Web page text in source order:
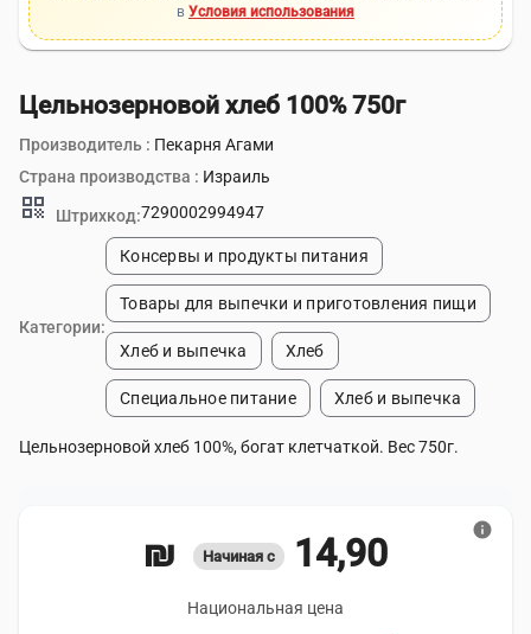
в Условия использования
Цельнозерновой хлеб 100% 750г
Производитель : Пекарня Агами
Страна производства : Израиль
qr_code Штрихкод:7290002994947
Категории:
Консервы и продукты питания
Товары для выпечки и приготовления пищи
Хлеб и выпечка Хлеб
Специальное питание Хлеб и выпечка
Цельнозерновой хлеб 100%, богат клетчаткой. Вес 750г.
Начиная с 14,90 ₪
Национальная цена
info